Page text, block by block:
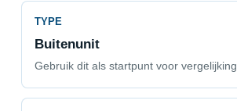
TYPE
Buitenunit
Gebruik dit als startpunt voor vergelijking